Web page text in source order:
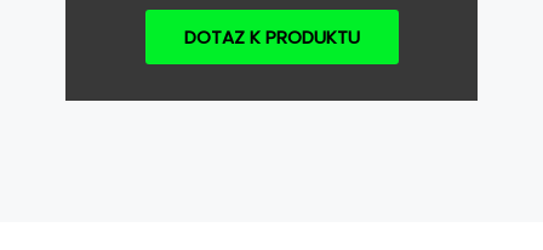
DOTAZ K PRODUKTU